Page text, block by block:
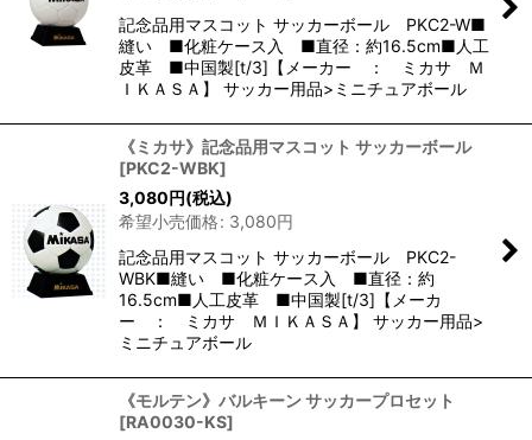
記念品用マスコット サッカーボール PKC2-W■
縫い ■化粧ケース入 ■直径：約16.5cm■人工
皮革 ■中国製[t/3]【メーカー ： ミカサ Ｍ
ＩＫＡＳＡ】 サッカー用品>ミニチュアボール
《ミカサ》記念品用マスコット サッカーボール
[PKC2-WBK]
3,080円(税込)
希望小売価格: 3,080円
記念品用マスコット サッカーボール PKC2-
WBK■縫い ■化粧ケース入 ■直径：約
16.5cm■人工皮革 ■中国製[t/3]【メーカ
ー ： ミカサ ＭＩＫＡＳＡ】 サッカー用品>
ミニチュアボール
《モルテン》バルキーン サッカープロセット
[RA0030-KS]